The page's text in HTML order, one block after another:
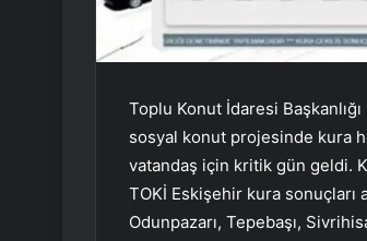
Toplu Konut İdaresi Başkanlığı
sosyal konut projesinde kura
vatandaş için kritik gün geldi.
TOKİ Eskişehir kura sonuçları
Odunpazarı, Tepebaşı,